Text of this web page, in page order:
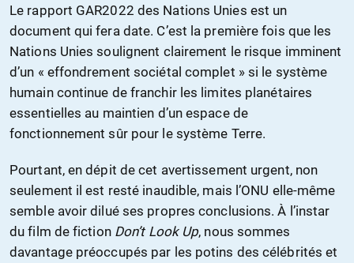
Le rapport GAR2022 des Nations Unies est un
document qui fera date. C’est la première fois que les
Nations Unies soulignent clairement le risque imminent
d’un « effondrement sociétal complet » si le système
humain continue de franchir les limites planétaires
essentielles au maintien d’un espace de
fonctionnement sûr pour le système Terre.
Pourtant, en dépit de cet avertissement urgent, non
seulement il est resté inaudible, mais l’ONU elle-même
semble avoir dilué ses propres conclusions. À l’instar
du film de fiction Don’t Look Up, nous sommes
davantage préoccupés par les potins des célébrités et